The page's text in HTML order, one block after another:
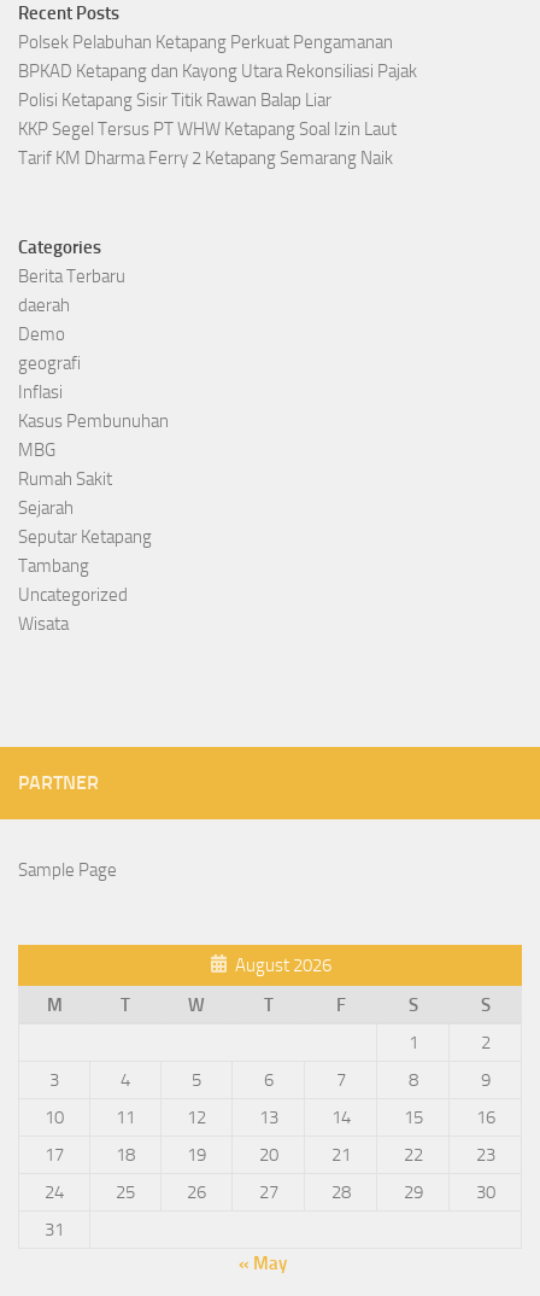
Recent Posts
Polsek Pelabuhan Ketapang Perkuat Pengamanan
BPKAD Ketapang dan Kayong Utara Rekonsiliasi Pajak
Polisi Ketapang Sisir Titik Rawan Balap Liar
KKP Segel Tersus PT WHW Ketapang Soal Izin Laut
Tarif KM Dharma Ferry 2 Ketapang Semarang Naik
Categories
Berita Terbaru
daerah
Demo
geografi
Inflasi
Kasus Pembunuhan
MBG
Rumah Sakit
Sejarah
Seputar Ketapang
Tambang
Uncategorized
Wisata
PARTNER
Sample Page
August 2026
M
T W T F S
S
1
2
3
4 5 6 7 8
9
10
11 12 13 14 15
16
17
18 19 20 21 22
23
24
25 26 27 28 29
30
31
« May